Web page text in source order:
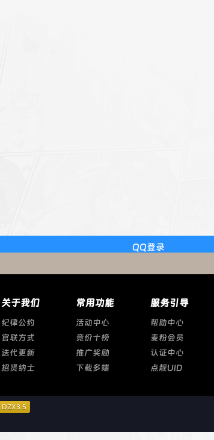
QQ登录
关于我们
纪律公约
官联方式
迭代更新
招贤纳士
常用功能
活动中心
竞价十榜
推广奖励
下载多端
服务引导
帮助中心
麦粉会员
认证中心
点靓UID